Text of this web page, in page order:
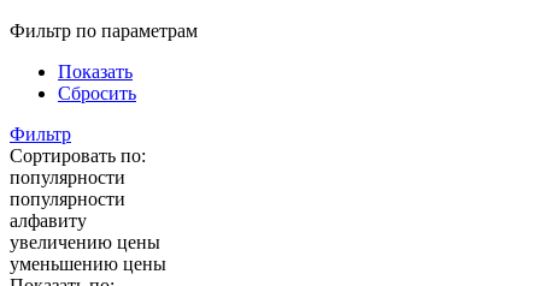
Фильтр по параметрам
Показать
Сбросить
Фильтр
Сортировать по:
популярности
популярности
алфавиту
увеличению цены
уменьшению цены